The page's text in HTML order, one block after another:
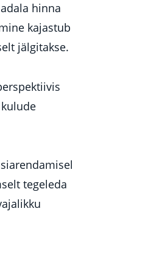
hinna
kajastub
jälgitakse.
tegeleda